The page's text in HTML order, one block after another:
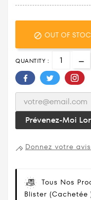
 OUT OF
QUANTITY :
Prévenez-Moi
Donnez votre avis
Tous Nos
Blister (cachetée